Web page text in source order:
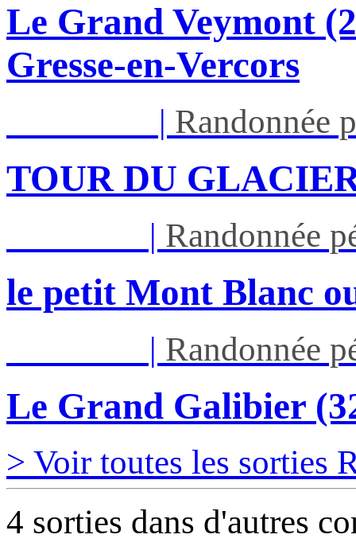
Le Grand Veymont
Gresse-en-Vercors
| Randonnée
TOUR DU
| Randonnée
le petit Mont Blanc
| Randonnée
Le Grand Galibier
> Voir toutes les sorties
4 sorties dans d'autres